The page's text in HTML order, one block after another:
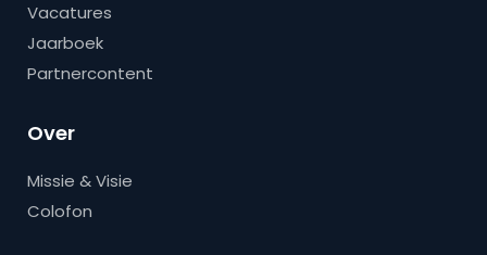
Vacatures
Jaarboek
Partnercontent
Over
Missie & Visie
Colofon